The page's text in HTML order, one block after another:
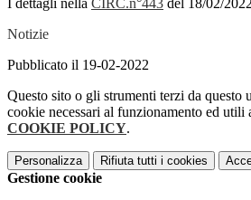
I dettagli nella CIRC.n°443 del 18/02/2022
Notizie
Pubblicato il 19-02-2022
Questo sito o gli strumenti terzi da questo
cookie necessari al funzionamento ed
COOKIE POLICY.
Personalizza Rifiuta tutti i cookies
Gestione cookie